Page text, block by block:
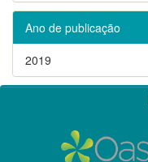
Ano de publicação
2019